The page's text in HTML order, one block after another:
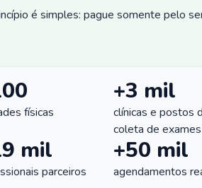
é simples: pague somente pelo
físicas
+3 mil
clínicas e postos
coleta de exames
mil
parceiros
+50 mil
agendamentos